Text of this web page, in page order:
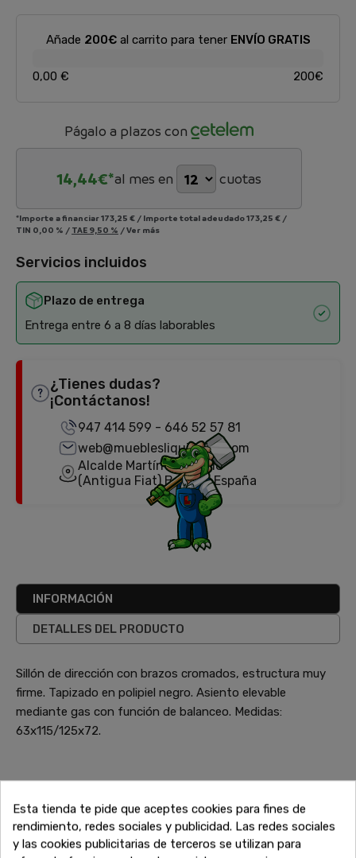
Añade 200€al carrito para tener ENVÍO GRATIS
0,00 € 200€
Págalo a plazos con
14,44€*al mes en cuotas
*Importe a financiar173,25 € / Importe total adeudado173,25 € /
TIN 0,00 % / TAE 9,50 % /Ver más
Servicios incluidos
Plazo de entrega
Entrega entre 6 a 8 días laborables
¿Tienes dudas?
¡Contáctanos!
947 414 599 - 646 52 57 81
web@mueblesliquidator.com
Alcalde Martín Cobos, 18
(Antigua Fiat) Burgos, España
INFORMACIÓN
DETALLES DEL PRODUCTO
Sillón de dirección con brazos cromados, estructura muy
firme. Tapizado en polipiel negro. Asiento elevable
mediante gas con función de balanceo. Medidas:
63x115/125x72.
¿No has terminado aún? Sigue explorando nuestras
increíbles ofertas de liquidación en muebles de alta calidad.
Encuentra más sofás, armarios, mesas y todo lo que
Esta tienda te pide que aceptes cookies para fines de
rendimiento, redes sociales y publicidad. Las redes sociales
y las cookies publicitarias de terceros se utilizan para